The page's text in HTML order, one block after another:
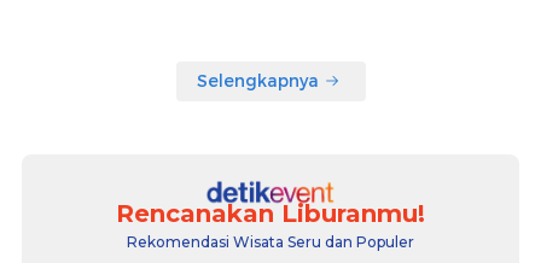
Selengkapnya
Rencanakan Liburanmu!
Rekomendasi Wisata Seru dan Populer